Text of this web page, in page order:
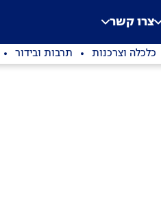
צרו קשר
כלכלה וצרכנות תרבות ובידור